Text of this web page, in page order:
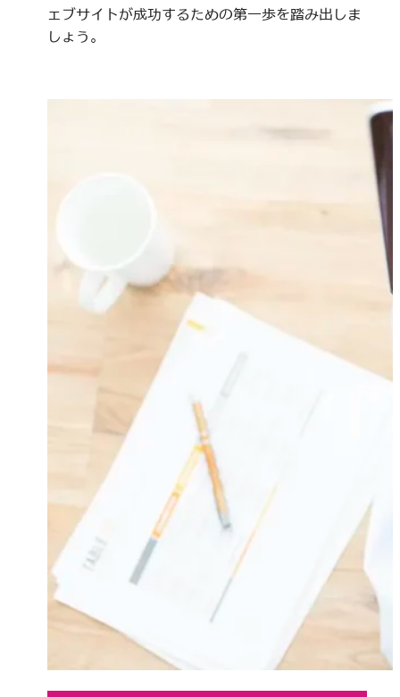
ェブサイトが成功するための第一歩を踏み出しま
しょう。